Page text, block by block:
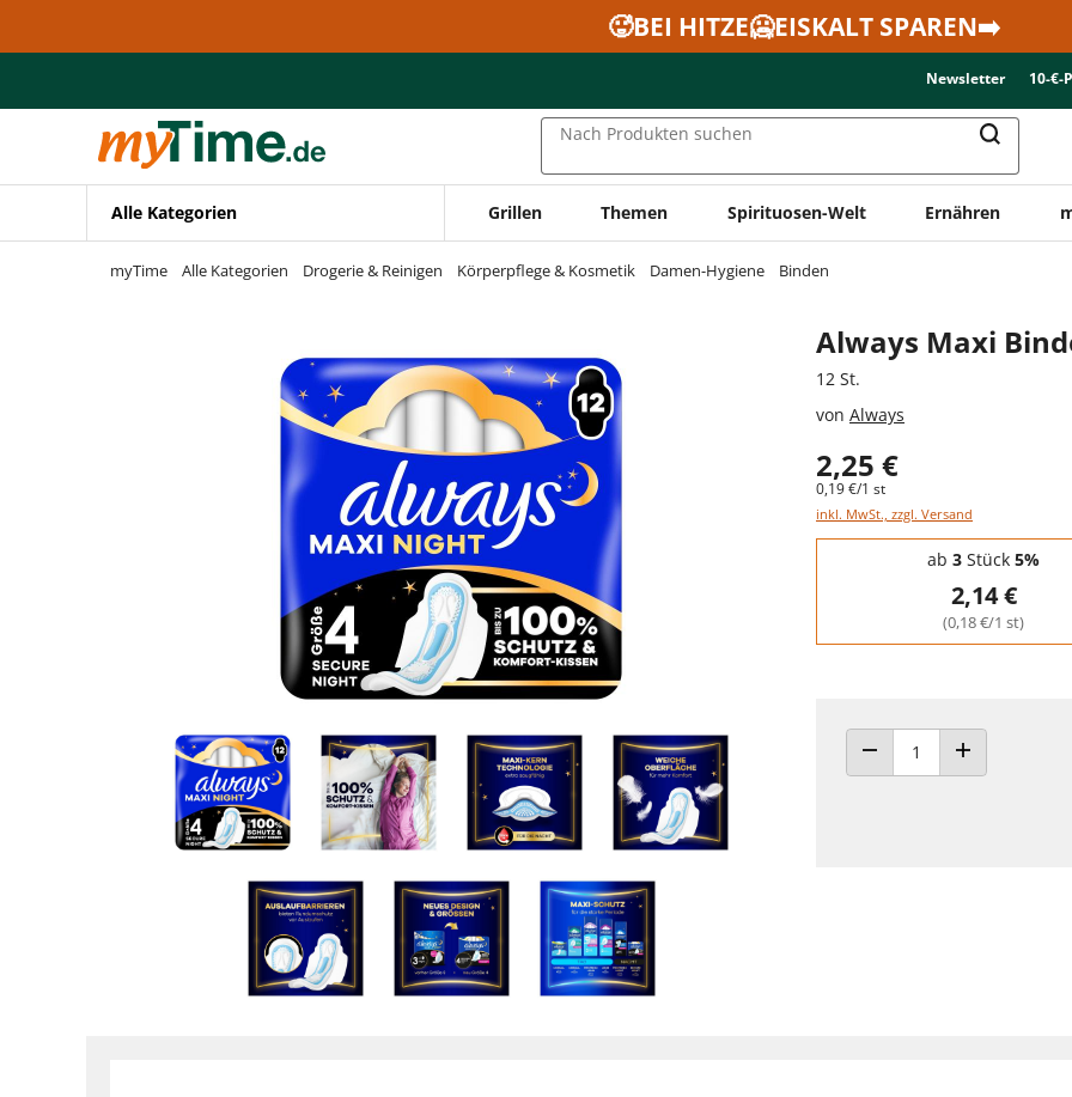
Zur Navigation springen
🥵BEI HITZE🥶EISKALT SPAREN➡️
Newsletter 10-€-
Nach Produkten suchen
Alle Kategorien Grillen Themen Spirituosen-Welt Ernähren
myTime Alle Kategorien Drogerie & Reinigen Körperpflege & Kosmetik Damen-Hygiene Binden
Always Maxi
12 St.
von Always
2,25 €
0,19 €/1 st
inkl. MwSt., zzgl. Versand
Staffelpreise - Mengenrabatt
ab 3 Stück 5%
2,14 €
(0,18 €/1 st)
ANZAHL VERRINGERN
ANZAHL